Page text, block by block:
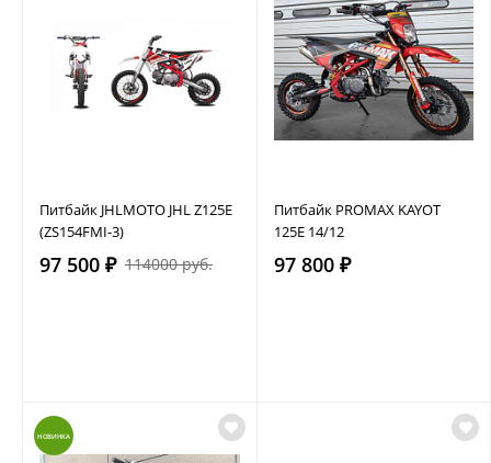
Питбайк JHLMOTO JHL Z125E
(ZS154FMI-3)
97 500 ₽ 114000 руб.
Питбайк PROMAX KAYOT
125E 14/12
97 800 ₽
НОВИНКА